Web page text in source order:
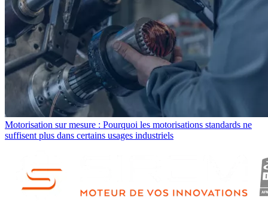
Motorisation sur mesure : Pourquoi les motorisations standards ne
suffisent plus dans certains usages industriels